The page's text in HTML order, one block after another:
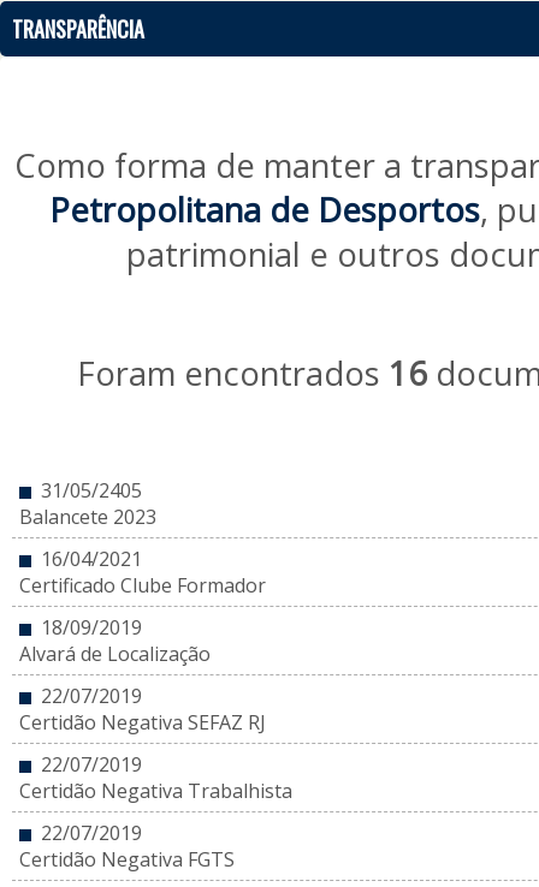
TRANSPARÊNCIA
Como forma de manter a
Petropolitana de Desportos,
patrimonial e outros
Foram encontrados 16
31/05/2405
Balancete 2023
16/04/2021
Certificado Clube Formador
18/09/2019
Alvará de Localização
22/07/2019
Certidão Negativa SEFAZ RJ
22/07/2019
Certidão Negativa Trabalhista
22/07/2019
Certidão Negativa FGTS